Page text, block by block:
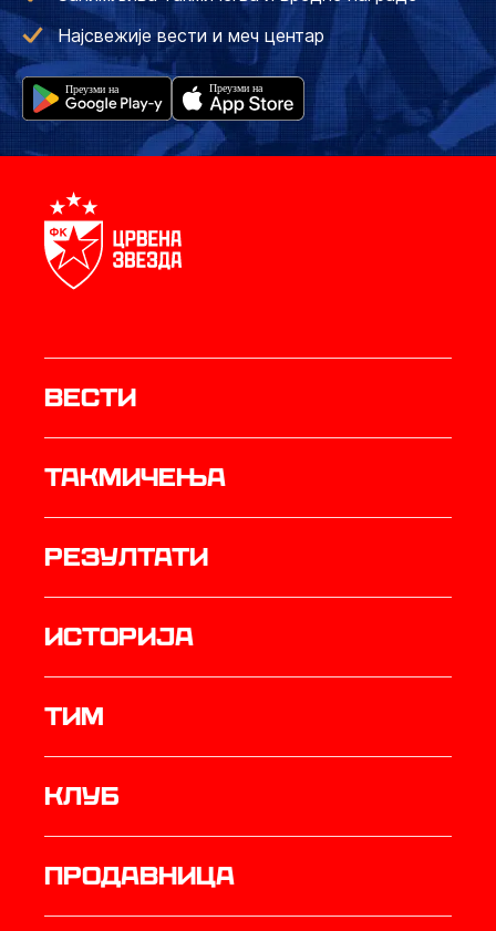
Најсвежије вести и меч центар
Вести
Такмичења
резултати
историја
ТИМ
Клуб
продавница